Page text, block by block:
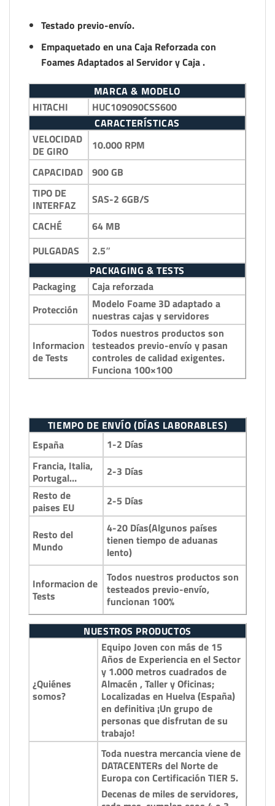
Testado previo-envío.
Empaquetado en una Caja Reforzada con
Foames Adaptados al Servidor y Caja .
MARCA & MODELO
HITACHI
HUC109090CSS600
CARACTERÍSTICAS
VELOCIDAD
DE GIRO
10.000 RPM
CAPACIDAD
900 GB
TIPO DE
INTERFAZ
SAS-2 6GB/S
CACHÉ
64 MB
PULGADAS
2.5″
PACKAGING & TESTS
Packaging
Caja reforzada
Protección
Modelo Foame 3D adaptado a
nuestras cajas y servidores
Informacion
de Tests
Todos nuestros productos son
testeados previo-envío y pasan
controles de calidad exigentes.
Funciona 100×100
TIEMPO DE ENVÍO (DÍAS LABORABLES)
España
1-2 Días
Francia, Italia,
Portugal…
2-3 Días
Resto de
paises EU
2-5 Días
Resto del
Mundo
4-20 Días(Algunos países
tienen tiempo de aduanas
lento)
Informacion de
Tests
Todos nuestros productos son
testeados previo-envío,
funcionan 100%
NUESTROS PRODUCTOS
¿Quiénes
somos?
Equipo Joven con más de 15
Años de Experiencia en el Sector
y 1.000 metros cuadrados de
Almacén , Taller y Oficinas;
Localizadas en Huelva (España)
en definitiva ¡Un grupo de
personas que disfrutan de su
trabajo!
Toda nuestra mercancia viene de
DATACENTERs del Norte de
Europa con Certificación TIER 5.
Decenas de miles de servidores,